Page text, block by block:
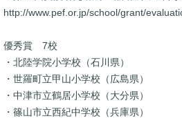
http://www.pef.or.jp/school/grant/
優秀賞 7校
・北陸学院小学校（石川県）
・世羅町立甲山小学校（広島県）
・中津市立鶴居小学校（大分県）
・篠山市立西紀中学校（兵庫県）